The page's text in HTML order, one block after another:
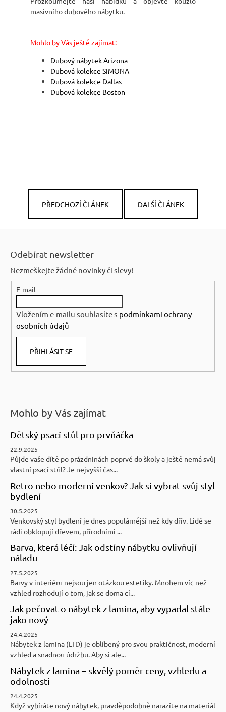
masivního dubového nábytku.
Mohlo by Vás ještě zajímat:
Dubový nábytek Arizona
Dubová kolekce SIMONA
Dubová kolekce Dallas
Dubová kolekce Boston
PŘEDCHOZÍ ČLÁNEK DALŠÍ ČLÁNEK
Odebírat newsletter
Nezmeškejte žádné novinky či slevy!
E-mail
Vložením e-mailu souhlasíte s podmínkami ochrany
osobních údajů
PŘIHLÁSIT SE
Mohlo by Vás zajímat
Dětský psací stůl pro prvňáčka
22.9.2025
Půjde vaše dítě po prázdninách poprvé do školy a ještě nemá svůj
vlastní psací stůl? Je nejvyšší čas...
Retro nebo moderní venkov? Jak si vybrat svůj styl
bydlení
30.5.2025
Venkovský styl bydlení je dnes populárnější než kdy dřív. Lidé se
rádi obklopují dřevem, přírodními ...
Barva, která léčí: Jak odstíny nábytku ovlivňují
náladu
27.5.2025
Barvy v interiéru nejsou jen otázkou estetiky. Mnohem víc než
vzhled rozhodují o tom, jak se doma cí...
Jak pečovat o nábytek z lamina, aby vypadal stále
jako nový
24.4.2025
Nábytek z lamina (LTD) je oblíbený pro svou praktičnost, moderní
vzhled a snadnou údržbu. Aby si ale...
Nábytek z lamina – skvělý poměr ceny, vzhledu a
odolnosti
24.4.2025
Když vybíráte nový nábytek, pravděpodobně narazíte na materiál